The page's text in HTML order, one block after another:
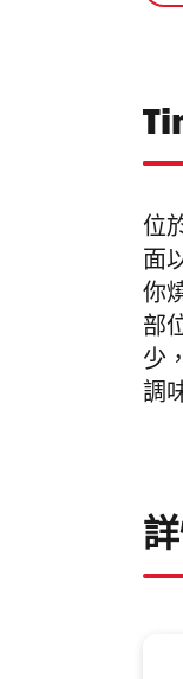
位
面
你
部
少
調